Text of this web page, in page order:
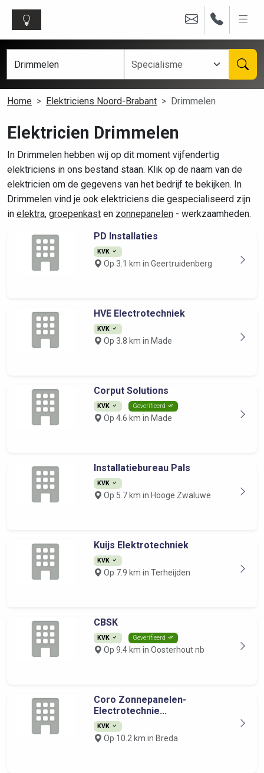
Home Elektriciens Noord-Brabant Drimmelen
Elektricien Drimmelen
In Drimmelen hebben wij op dit moment vijfendertig
elektriciens in ons bestand staan. Klik op de naam van de
elektricien om de gegevens van het bedrijf te bekijken. In
Drimmelen vind je ook elektriciens die gespecialiseerd zijn
in elektra, groepenkast en zonnepanelen - werkzaamheden.
PD Installaties
KVK
Op 3.1 km in Geertruidenberg
HVE Electrotechniek
KVK
Op 3.8 km in Made
Corput Solutions
KVK Geverifieerd
Op 4.6 km in Made
Installatiebureau Pals
KVK
Op 5.7 km in Hooge Zwaluwe
Kuijs Elektrotechniek
KVK
Op 7.9 km in Terheijden
CBSK
KVK Geverifieerd
Op 9.4 km in Oosterhout nb
Coro Zonnepanelen-
Electrotechnie...
KVK
Op 10.2 km in Breda